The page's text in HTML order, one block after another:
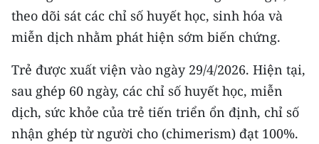
theo dõi sát các chỉ số huyết học, sinh hóa và
miễn dịch nhằm phát hiện sớm biến chứng.
Trẻ được xuất viện vào ngày 29/4/2026. Hiện tại,
sau ghép 60 ngày, các chỉ số huyết học, miễn
dịch, sức khỏe của trẻ tiến triển ổn định, chỉ số
nhận ghép từ người cho (chimerism) đạt 100%.